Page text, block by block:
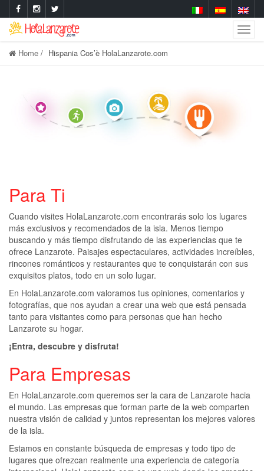
Home Hispania Cos’è HolaLanzarote.com
Para Ti
Cuando visites HolaLanzarote.com encontrarás solo los lugares
más exclusivos y recomendados de la isla. Menos tiempo
buscando y más tiempo disfrutando de las experiencias que te
ofrece Lanzarote. Paisajes espectaculares, actividades increíbles,
rincones románticos y restaurantes que te conquistarán con sus
exquisitos platos, todo en un solo lugar.
En HolaLanzarote.com valoramos tus opiniones, comentarios y
fotografías, que nos ayudan a crear una web que está pensada
tanto para visitantes como para personas que han hecho
Lanzarote su hogar.
¡Entra, descubre y disfruta!
Para Empresas
En HolaLanzarote.com queremos ser la cara de Lanzarote hacia
el mundo. Las empresas que forman parte de la web comparten
nuestra visión de calidad y juntos representan los mejores valores
de la isla.
Estamos en constante búsqueda de empresas y todo tipo de
lugares que ofrezcan realmente una experiencia de categoría